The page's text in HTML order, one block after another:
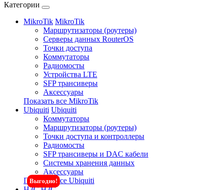
Категории
MikroTik MikroTik
Маршрутизаторы (роутеры)
Серверы данных RouterOS
Точки доступа
Коммутаторы
Радиомосты
Устройства LTE
SFP трансиверы
Аксессуары
Показать все MikroTik
Ubiquiti Ubiquiti
Коммутаторы
Маршрутизаторы (роутеры)
Точки доступа и контроллеры
Радиомосты
SFP трансиверы и DAC кабели
Системы хранения данных
Аксессуары
Показать все Ubiquiti
Выгодно!